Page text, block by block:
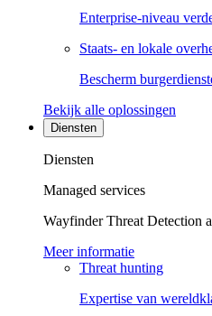
Enterprise-niveau
Staats- en lokale
Bescherm
Bekijk alle oplossingen
Diensten
Diensten
Managed services
Wayfinder Threat Detection
Meer informatie
Threat hunting
Expertise van